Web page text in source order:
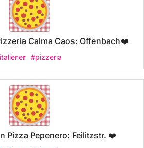
Calma Caos: Offenbach❤️
#pizzeria
Pizza Pepenero: Feilitzstr. ❤️